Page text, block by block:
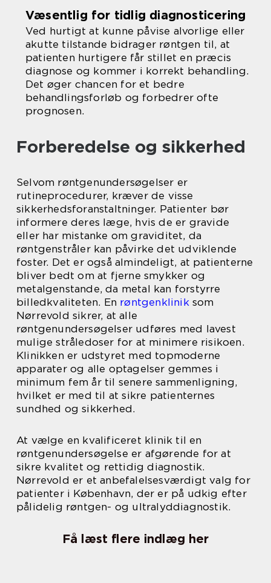
Væsentlig for tidlig diagnosticering
Ved hurtigt at kunne påvise alvorlige eller
akutte tilstande bidrager røntgen til, at
patienten hurtigere får stillet en præcis
diagnose og kommer i korrekt behandling.
Det øger chancen for et bedre
behandlingsforløb og forbedrer ofte
prognosen.
Forberedelse og sikkerhed
Selvom røntgenundersøgelser er
rutineprocedurer, kræver de visse
sikkerhedsforanstaltninger. Patienter bør
informere deres læge, hvis de er gravide
eller har mistanke om graviditet, da
røntgenstråler kan påvirke det udviklende
foster. Det er også almindeligt, at patienterne
bliver bedt om at fjerne smykker og
metalgenstande, da metal kan forstyrre
billedkvaliteten. En røntgenkliniksom
Nørrevold sikrer, at alle
røntgenundersøgelser udføres med lavest
mulige stråledoser for at minimere risikoen.
Klinikken er udstyret med topmoderne
apparater og alle optagelser gemmes i
minimum fem år til senere sammenligning,
hvilket er med til at sikre patienternes
sundhed og sikkerhed.
At vælge en kvalificeret klinik til en
røntgenundersøgelse er afgørende for at
sikre kvalitet og rettidig diagnostik.
Nørrevold er et anbefalelsesværdigt valg for
patienter i København, der er på udkig efter
pålidelig røntgen- og ultralyddiagnostik.
Få læst flere indlæg her